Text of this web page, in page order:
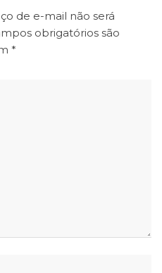
de e-mail não será
obrigatórios são
*